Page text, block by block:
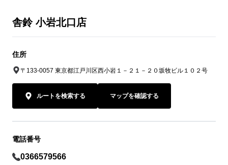
舎鈴 小岩北口店
住所
〒133-0057 東京都江戸川区西小岩１－２１－２０坂牧ビル１０２号
ルートを検索する マップを確認する
電話番号
0366579566